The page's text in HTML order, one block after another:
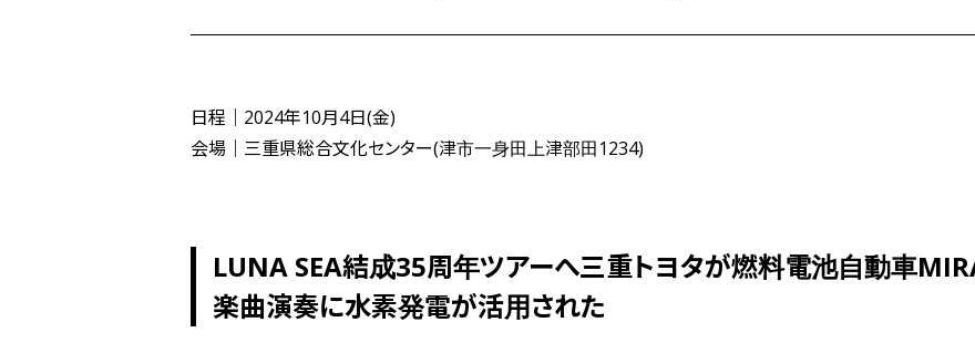
日程｜2024年10月4日(金)
会場｜三重県総合文化センター(津市一身田上津部田1234)
LUNA SEA結成35周年ツアーへ三重トヨタが燃料電池自動車
楽曲演奏に水素発電が活用された